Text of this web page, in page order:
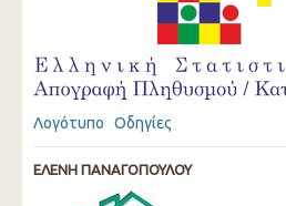
Λογότυπο Οδηγίες
ΕΛΕΝΗ ΠΑΝΑΓΟΠΟΥΛΟΥ